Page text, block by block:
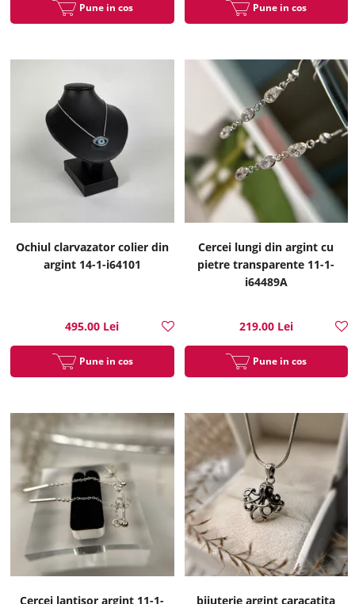
Pune in cos Pune in cos
Ochiul clarvazator colier din
argint 14-1-i64101
495.00 Lei
Pune in cos
Cercei lungi din argint cu
pietre transparente 11-1-
i64489A
219.00 Lei
Pune in cos
Cercei lantisor argint 11-1- bijuterie argint caracatita